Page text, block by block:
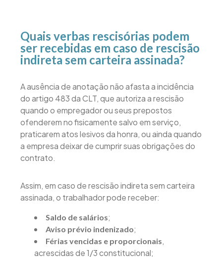
Quais verbas rescisórias podem
ser recebidas em caso de rescisão
indireta sem carteira assinada?
A ausência de anotação não afasta a incidência
do artigo 483 da CLT, que autoriza a rescisão
quando o empregador ou seus prepostos
ofenderem no fisicamente salvo em serviço,
praticarem atos lesivos da honra, ou ainda quando
a empresa deixar de cumprir suas obrigações do
contrato.
Assim, em caso de rescisão indireta sem carteira
assinada, o trabalhador pode receber:
Saldo de salários;
Aviso prévio indenizado;
Férias vencidas e proporcionais,
acrescidas de 1/3 constitucional;